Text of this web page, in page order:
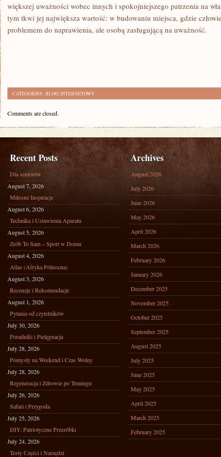
większej uważności wobec innych i spokojniejszego patrzenia na
tym tkwi jej największa wartość: w budowaniu miejsca, gdzie
problemem do naprawienia, ale osobą zasługującą na uważność.
CATEGORIES: BLOG INTERNETOWY
Comments are closed.
Recent Posts
Dla seniorów
August 7, 2026
Miłosne Inspiracje
August 6, 2026
Technika i Ustawienia Aparatu
August 5, 2026
Zrób To Sam – Sport w Domu
August 4, 2026
Atlas (Afryka Północna)
August 3, 2026
Recenzje i Rekomendacje
August 1, 2026
Pytania od czytelników
July 30, 2026
Poradniki i Pielęgnacja
July 28, 2026
Pomysły na Weekend i Czas Wolny
July 28, 2026
Regeneracja i Zdrowie po Treningu
July 26, 2026
Safari i Przygoda
July 25, 2026
DIY: Patriotyczne Przeróbki
July 24, 2026
Testy Części i Narzędzi
Archives
August 2026
July 2026
June 2026
May 2026
April 2026
March 2026
February 2026
January 2026
December 2025
November 2025
October 2025
September 2025
August 2025
July 2025
June 2025
May 2025
April 2025
March 2025
February 2025